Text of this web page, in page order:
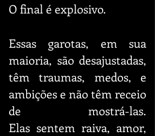
O final é explosivo.
Essas garotas, em sua
maioria, são desajustadas,
têm traumas, medos, e
ambições e não têm receio
de mostrá-las.
Elas sentem raiva, amor,